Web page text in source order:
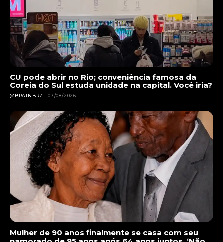
CU pode abrir no Rio; conveniência famosa da
Coreia do Sul estuda unidade na capital. Você iria?
@BRAINBRZ 07/08/2026
Mulher de 90 anos finalmente se casa com seu